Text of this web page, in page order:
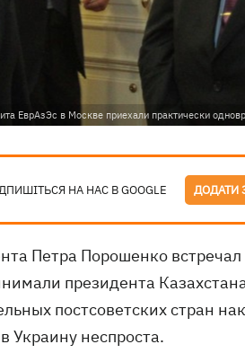
ЕврАзЭс в Москве приехали практически
НА НАС В GOOGLE ДОДАТИ
Петра Порошенко встречал
президента
постсоветских стран
Украину неспроста.